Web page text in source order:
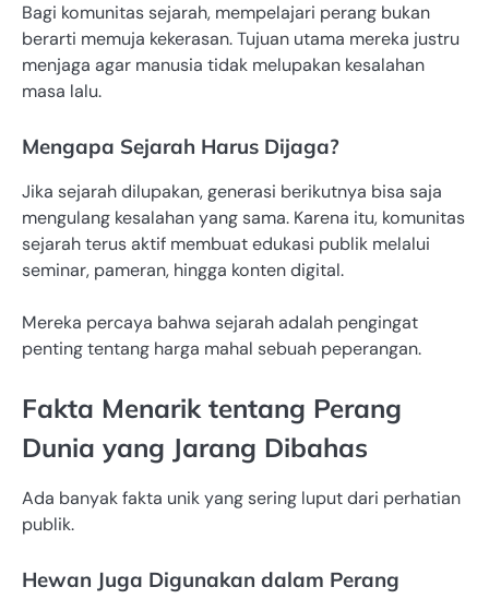
Bagi komunitas sejarah, mempelajari perang bukan
berarti memuja kekerasan. Tujuan utama mereka justru
menjaga agar manusia tidak melupakan kesalahan
masa lalu.
Mengapa Sejarah Harus Dijaga?
Jika sejarah dilupakan, generasi berikutnya bisa saja
mengulang kesalahan yang sama. Karena itu, komunitas
sejarah terus aktif membuat edukasi publik melalui
seminar, pameran, hingga konten digital.
Mereka percaya bahwa sejarah adalah pengingat
penting tentang harga mahal sebuah peperangan.
Fakta Menarik tentang Perang
Dunia yang Jarang Dibahas
Ada banyak fakta unik yang sering luput dari perhatian
publik.
Hewan Juga Digunakan dalam Perang